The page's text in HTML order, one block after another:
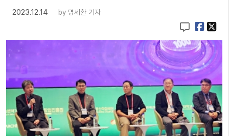
2023.12.14
by 명세환 기자